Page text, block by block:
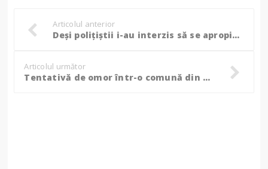
Articolul anterior
Deși polițiștii i-au interzis să se apropie de soție și de copii, bărbatul a încălcat interdicția! (VIDEO)
Articolul următor
Tentativă de omor într-o comună din apropierea Botoșaniului: A intrat peste o femeie în casă și a lovit-o cu un obiect tăietor!